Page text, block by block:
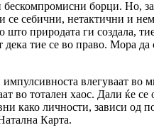
борци. Но, за
себични, нетактични и
природата ги создала,
тие се во право. Мора да
импулсивноста влегуваат
во тотален хаос. Дали ќе се
како личности, зависи од
Карта.